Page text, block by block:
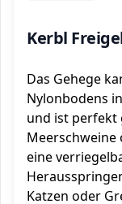
Kerbl
Das Gehege
Nylonbodens
und ist perfekt
Meerschweine
eine
Katzen oder